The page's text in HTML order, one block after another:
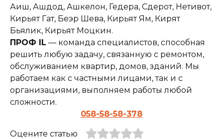
Аиш, Ашдод, Ашкелон, Гедера, Сдерот, Нетивот,
Кирьят Гат, Беэр Шева, Кирьят Ям, Кирят
Бьялик, Кирьят Моцкин.
ПРОФ IL — команда специалистов, способная
решить любую задачу, связанную с ремонтом,
обслуживанием квартир, домов, зданий. Мы
работаем как с частными лицами, так и с
организациями, выполняем работы любой
сложности.
058-58-58-378
Оцените статью